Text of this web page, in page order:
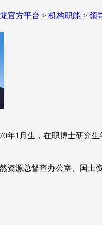
官方平台 > 机构职能 > 领
年1月生，在职博士研究
资源总督查办公室、国土